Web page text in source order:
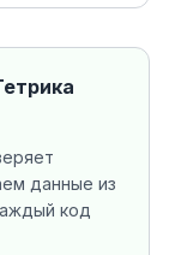
данные из
код